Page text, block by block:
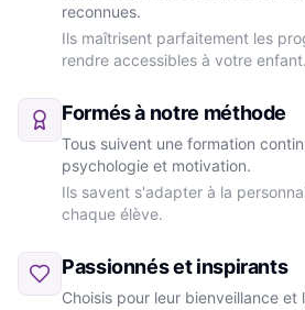
reconnues.
Ils maîtrisent parfaitement les
rendre accessibles à votre enfant.
Formés à notre méthode
Tous suivent une formation
psychologie et motivation.
Ils savent s'adapter à la
chaque élève.
Passionnés et inspirants
Choisis pour leur bienveillance et